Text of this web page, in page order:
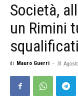
Società,
un Rimini
di Mauro Guerri - 31